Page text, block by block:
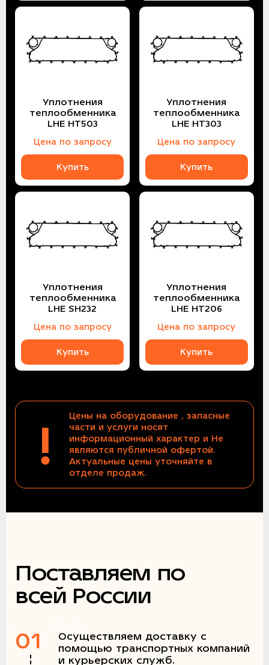
Уплотнения
теплообменника
LHE HT503
Цена по запросу
Купить
Уплотнения
теплообменника
LHE HT303
Цена по запросу
Купить
Уплотнения
теплообменника
LHE SH232
Цена по запросу
Купить
Уплотнения
теплообменника
LHE HT206
Цена по запросу
Купить
!
Цены на оборудование , запасные
части и услуги носят
информационный характер и Не
являются публичной офертой.
Актуальные цены уточняйте в
отделе продаж.
Поставляем по
всей России
01
Осуществляем доставку с
помощью транспортных компаний
и курьерских служб.